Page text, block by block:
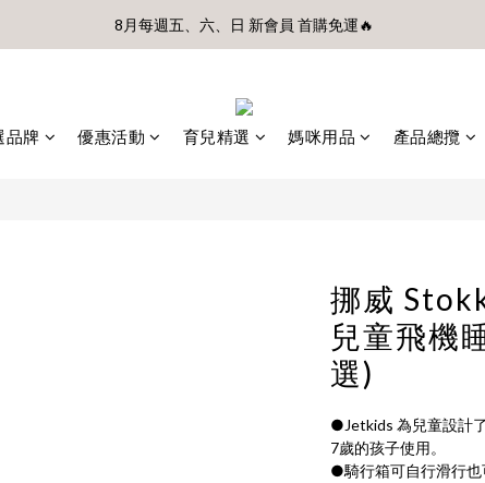
、首購滿$3500贈UBMOM透明防水提袋 滿$6500贈Disney輕量摺疊椅(
品牌 優惠活動 育兒精選 媽咪用品 產品總攬
挪威
兒童飛機
選)
●Jetkids 為兒童設計
7歲的孩子使用。
●騎行箱可自行滑行也